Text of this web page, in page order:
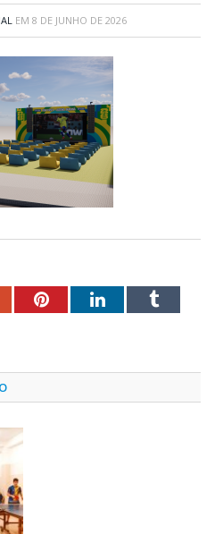
EM 8 DE JUNHO DE 2026
PinterestLinkedInTumblr